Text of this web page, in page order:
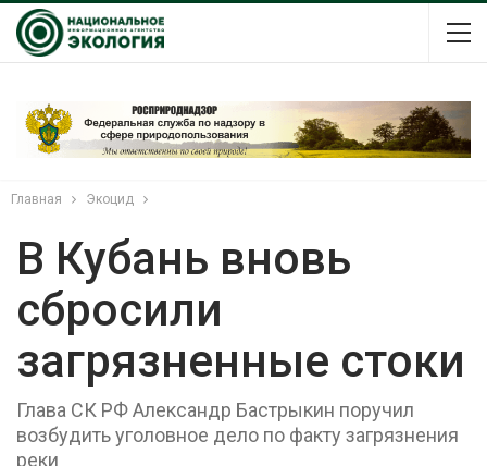
Главная Экоцид
В Кубань вновь
сбросили
загрязненные стоки
Глава СК РФ Александр Бастрыкин поручил
возбудить уголовное дело по факту загрязнения
реки